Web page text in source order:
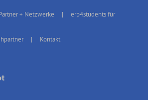
+ Netzwerke
erp4students für
Kontakt